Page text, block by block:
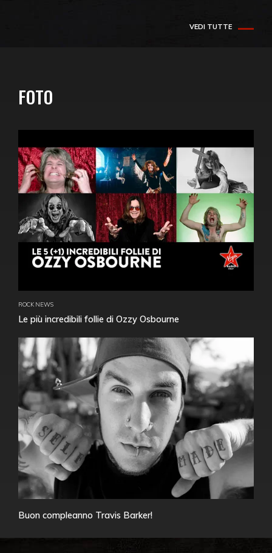
VEDI TUTTE
FOTO
ROCK NEWS
Le più incredibili follie di Ozzy Osbourne
Buon compleanno Travis Barker!